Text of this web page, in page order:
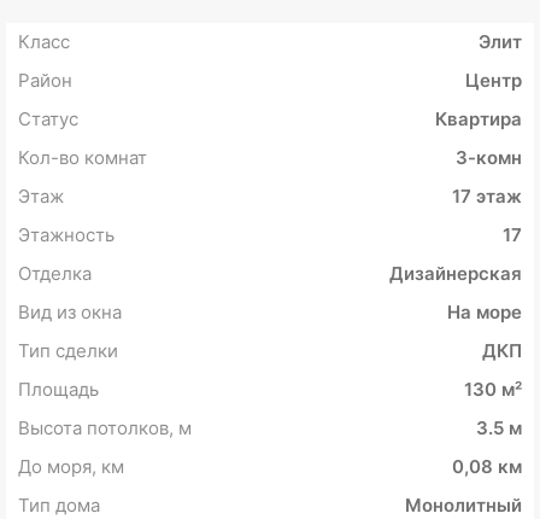
Класс
Элит
Район
Центр
Статус
Квартира
Кол-во комнат
3-комн
Этаж
17 этаж
Этажность
17
Отделка
Дизайнерская
Вид из окна
На море
Тип сделки
ДКП
Площадь
130 м²
Высота потолков, м
3.5 м
До моря, км
0,08 км
Тип дома
Монолитный